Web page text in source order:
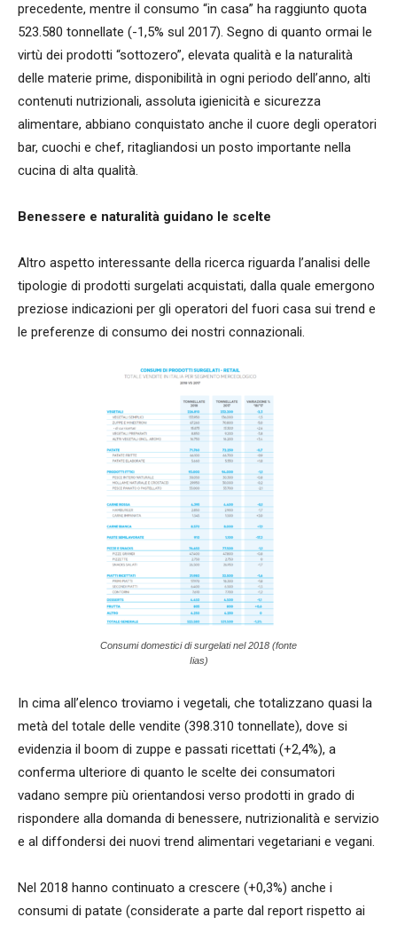
precedente, mentre il consumo “in casa” ha raggiunto quota
523.580 tonnellate (-1,5% sul 2017). Segno di quanto ormai le
virtù dei prodotti “sottozero”, elevata qualità e la naturalità
delle materie prime, disponibilità in ogni periodo dell’anno, alti
contenuti nutrizionali, assoluta igienicità e sicurezza
alimentare, abbiano conquistato anche il cuore degli operatori
bar, cuochi e chef, ritagliandosi un posto importante nella
cucina di alta qualità.
Benessere e naturalità guidano le scelte
Altro aspetto interessante della ricerca riguarda l’analisi delle
tipologie di prodotti surgelati acquistati, dalla quale emergono
preziose indicazioni per gli operatori del fuori casa sui trend e
le preferenze di consumo dei nostri connazionali.
Consumi domestici di surgelati nel 2018 (fonte
Iias)
In cima all’elenco troviamo i vegetali, che totalizzano quasi la
metà del totale delle vendite (398.310 tonnellate), dove si
evidenzia il boom di zuppe e passati ricettati (+2,4%), a
conferma ulteriore di quanto le scelte dei consumatori
vadano sempre più orientandosi verso prodotti in grado di
rispondere alla domanda di benessere, nutrizionalità e servizio
e al diffondersi dei nuovi trend alimentari vegetariani e vegani.
Nel 2018 hanno continuato a crescere (+0,3%) anche i
consumi di patate (considerate a parte dal report rispetto ai